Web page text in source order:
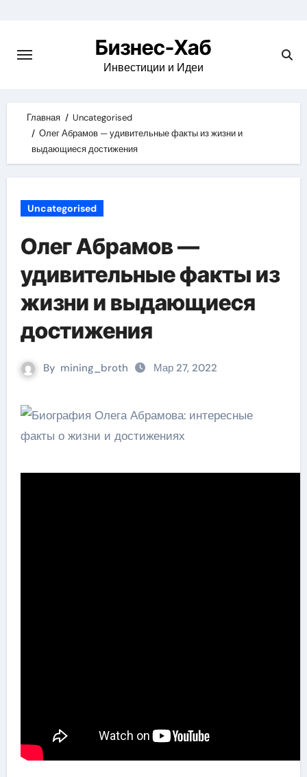
content
Бизнес-Хаб
Инвестиции и Идеи
Главная
Uncategorised
Олег Абрамов — удивительные факты из жизни и
выдающиеся достижения
Uncategorised
Олег Абрамов —
удивительные факты из
жизни и выдающиеся
достижения
By mining_broth Мар 27, 2022